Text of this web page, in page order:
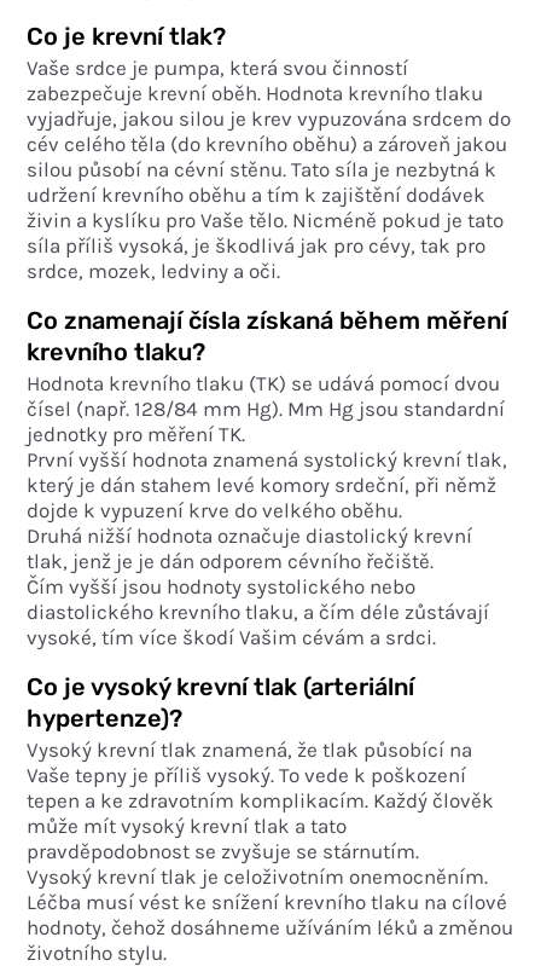
Co je krevní tlak?
Vaše srdce je pumpa, která svou činností
zabezpečuje krevní oběh. Hodnota krevního tlaku
vyjadřuje, jakou silou je krev vypuzována srdcem do
cév celého těla (do krevního oběhu) a zároveň jakou
silou působí na cévní stěnu. Tato síla je nezbytná k
udržení krevního oběhu a tím k zajištění dodávek
živin a kyslíku pro Vaše tělo. Nicméně pokud je tato
síla příliš vysoká, je škodlivá jak pro cévy, tak pro
srdce, mozek, ledviny a oči.
Co znamenají čísla získaná během měření
krevního tlaku?
Hodnota krevního tlaku (TK) se udává pomocí dvou
čísel (např. 128/84 mm Hg). Mm Hg jsou standardní
jednotky pro měření TK.
První vyšší hodnota znamená systolický krevní tlak,
který je dán stahem levé komory srdeční, při němž
dojde k vypuzení krve do velkého oběhu.
Druhá nižší hodnota označuje diastolický krevní
tlak, jenž je je dán odporem cévního řečiště.
Čím vyšší jsou hodnoty systolického nebo
diastolického krevního tlaku, a čím déle zůstávají
vysoké, tím více škodí Vašim cévám a srdci.
Co je vysoký krevní tlak (arteriální
hypertenze)?
Vysoký krevní tlak znamená, že tlak působící na
Vaše tepny je příliš vysoký. To vede k poškození
tepen a ke zdravotním komplikacím. Každý člověk
může mít vysoký krevní tlak a tato
pravděpodobnost se zvyšuje se stárnutím.
Vysoký krevní tlak je celoživotním onemocněním.
Léčba musí vést ke snížení krevního tlaku na cílové
hodnoty, čehož dosáhneme užíváním léků a změnou
životního stylu.